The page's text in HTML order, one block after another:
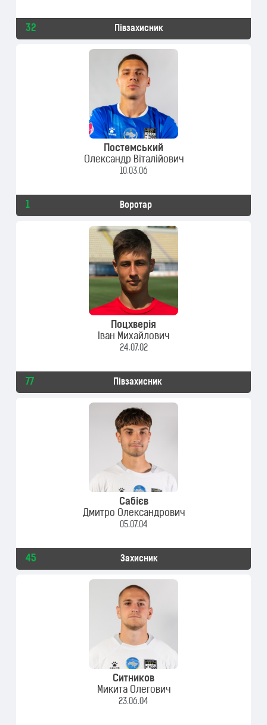
32 Півзахисник
Постемський
Олександр Віталійович
10.03.06
1 Воротар
Поцхверія
Іван Михайлович
24.07.02
77 Півзахисник
Сабієв
Дмитро Олександрович
05.07.04
45 Захисник
Ситников
Микита Олегович
23.06.04